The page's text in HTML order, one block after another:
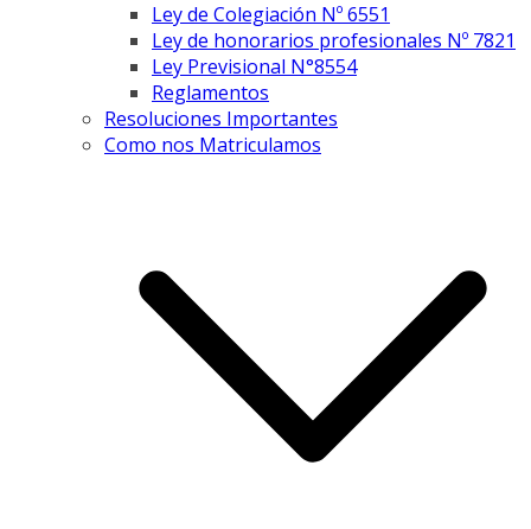
Ley de Colegiación Nº 6551
Ley de honorarios profesionales Nº 7821
Ley Previsional N°8554
Reglamentos
Resoluciones Importantes
Como nos Matriculamos